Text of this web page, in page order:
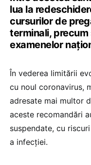
lua la
cursurilor de
terminali,
examenelor
În vederea limitării
cu noul coronavirus,
adresate mai multor
aceste recomandări
suspendate, cu
a infecției.